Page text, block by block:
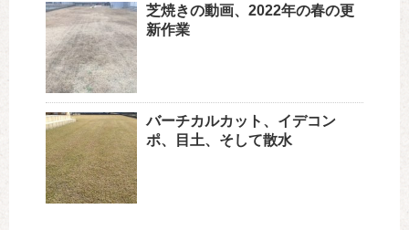
芝焼きの動画、2022年の春の更
新作業
バーチカルカット、イデコン
ポ、目土、そして散水